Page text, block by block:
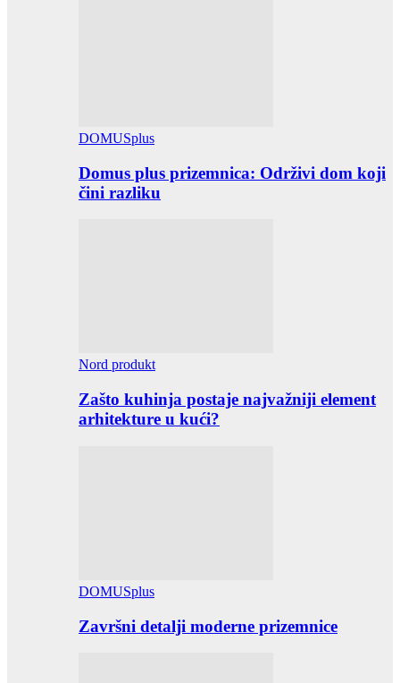
DOMUSplus
Domus plus prizemnica: Održivi dom koji
čini razliku
Nord produkt
Zašto kuhinja postaje najvažniji element
arhitekture u kući?
DOMUSplus
Završni detalji moderne prizemnice